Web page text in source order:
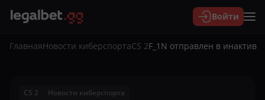
Войти
ГлавнаяНовости киберспортаCS 2F_1N отправлен в инактив
CS 2 Новости киберспорта